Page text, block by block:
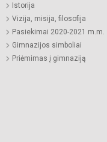
Istorija
Vizija, misija, filosofija
Pasiekimai 2020-2021 m.m.
Gimnazijos simboliai
Priėmimas į gimnaziją